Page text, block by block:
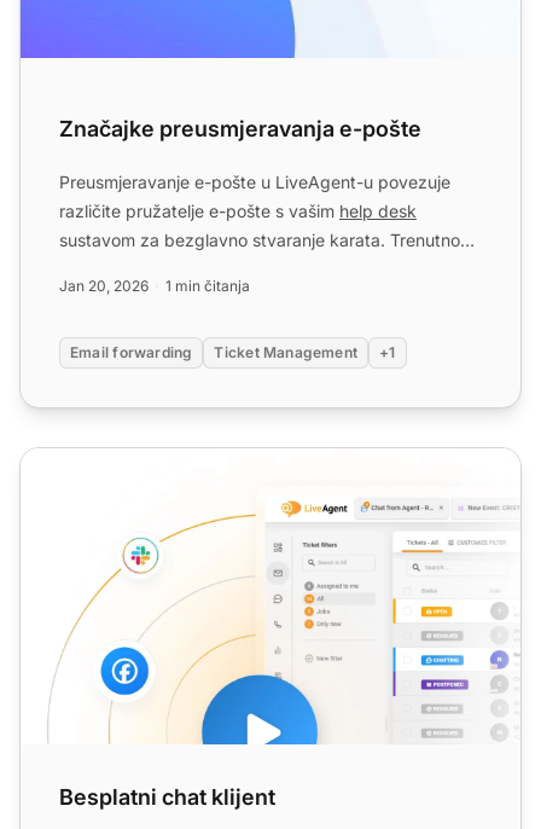
Značajke preusmjeravanja e-pošte
Preusmjeravanje e-pošte u LiveAgent-u povezuje
različite pružatelje e-pošte s vašim help desk
sustavom za bezglavno stvaranje karata. Trenutno
Jan 20, 2026 1 min čitanja
Email forwarding Ticket Management +1
Besplatni chat klijent
Besplatni chat klijent